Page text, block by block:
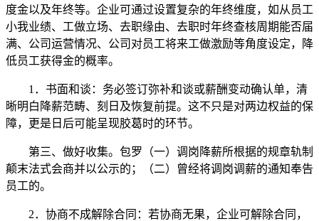
度金以及年终等。企业可通过设置复杂的年终维度，如从员工
小我业绩、工做立场、去职缘由、去职时年终查核周期能否届
满、公司运营情况、公司对员工将来工做激励等角度设定，降
低员工获得金的概率。
1．书面和谈：务必签订弥补和谈或薪酬变动确认单，清
晰明白降薪范畴、刻日及恢复前提。这不只是对两边权益的保
障，更是日后可能呈现胶葛时的环节。
第三、做好收集。包罗（一）调岗降薪所根据的规章轨制
颠末法式会商并以公示的；（二）曾经将调岗调薪的通知奉告
员工的。
2．协商不成解除合同：若协商无果，企业可解除合同，